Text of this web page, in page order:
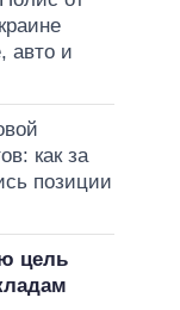
авто и
как за
позиции
цель